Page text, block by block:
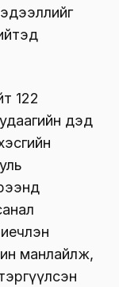
122
дэд
манлайлж,